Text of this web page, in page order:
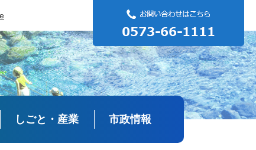
しごと・産業 市政情報